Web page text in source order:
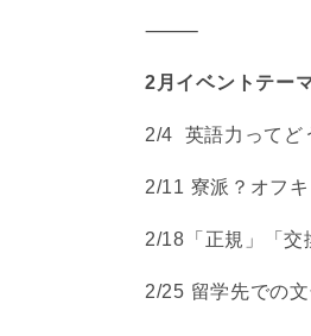
⸻
2月イベントテー
2/4 英語力ってど
2/11 寮派？オフ
2/18「正規」「交
2/25 留学先での